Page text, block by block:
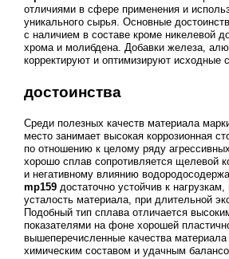
отличиями в сфере применения и
уникального сырья. Основные
с наличием в составе кроме никелевой
хрома и молибдена. Добавки железа,
корректируют и оптимизируют исходные
достоинства
Среди полезных качеств материала
место занимает высокая коррозионная
по отношению к целому ряду
хорошо сплав сопротивляется щелевой
и негативному влиянию
mp159достаточно устойчив к
усталость материала, при длительной
Подобный тип сплава отличается
показателями на фоне хорошей
вышеперечисленные качества
химическим составом и удачным